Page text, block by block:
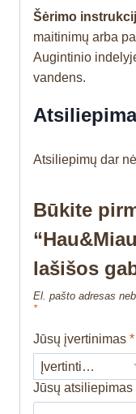
Šėrimo
maitinimų arba
Augintinio
vandens.
Atsiliepimų dar
Būkite
lašišos
El. pašto adresas
*
Jūsų įvertinimas *
Jūsų atsiliepimas